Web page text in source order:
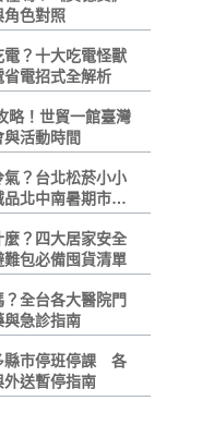
角色對照
？十大吃電怪獸
電招式全解析
略！世貿一館臺灣
活動時間
？台北松菸小小
北中南暑期市集
？四大居家安全
包必備囤貨清單
全台各大醫院門
與急診指南
縣市停班停課 各
外送暫停指南